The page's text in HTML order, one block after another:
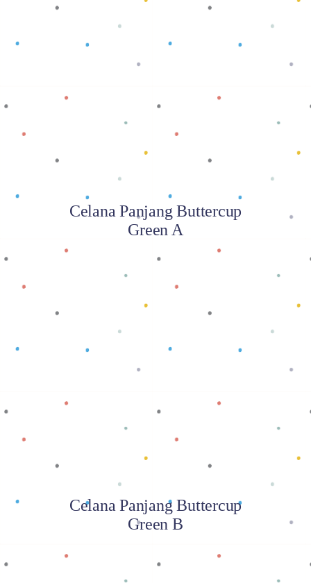
Celana Panjang Buttercup
Green A
Baca selengkapnya
Celana Panjang Buttercup
Green B